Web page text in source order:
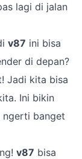
lagi di jalan
v87 ini bisa
di depan?
Jadi kita bisa
Ini bikin
ngerti banget
v87 bisa